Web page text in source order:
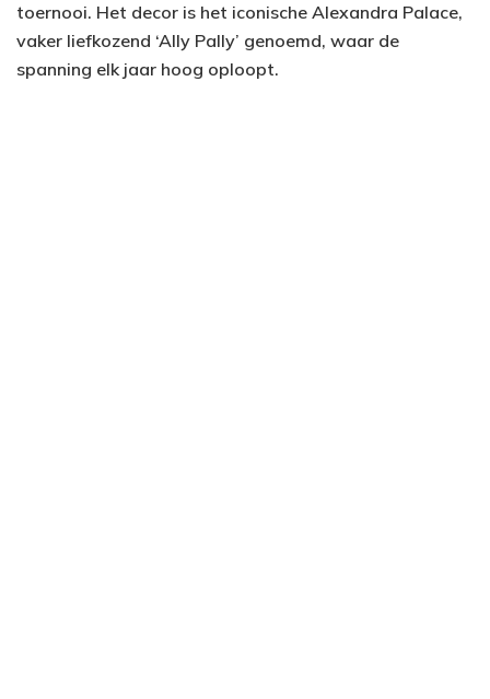
toernooi. Het decor is het iconische Alexandra Palace,
vaker liefkozend ‘Ally Pally’ genoemd, waar de
spanning elk jaar hoog oploopt.